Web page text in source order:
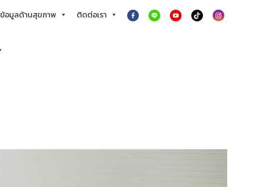
ข้อมูลด้านสุขภาพ ติดต่อเรา